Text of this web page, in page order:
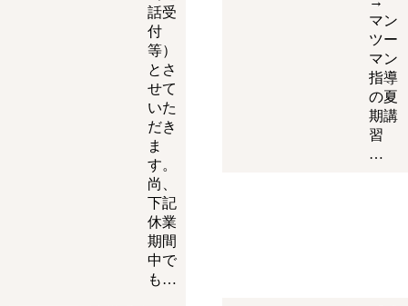
話受
付
等）
とさ
せて
いた
だき
ま
す。
尚、
下記
休業
期間
中で
も…
マン
ツー
マン
指導
の夏
期講
習
…